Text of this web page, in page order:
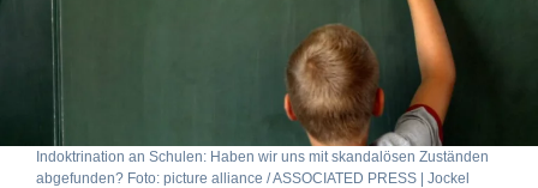
Indoktrination an Schulen: Haben wir uns mit skandalösen Zuständen
abgefunden? Foto: picture alliance / ASSOCIATED PRESS | Jockel